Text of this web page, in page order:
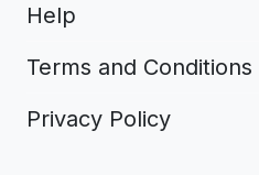
Help
Terms and Conditions
Privacy Policy